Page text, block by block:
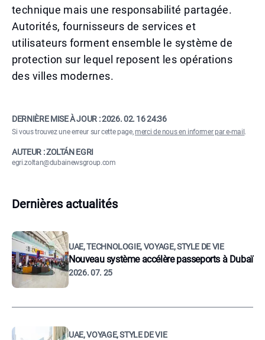
technique mais une responsabilité partagée.
Autorités, fournisseurs de services et
utilisateurs forment ensemble le système de
protection sur lequel reposent les opérations
des villes modernes.
DERNIÈRE MISE À JOUR :2026. 02. 16 24:36
Si vous trouvez une erreur sur cette page,merci de nous en informer par e-mail .
AUTEUR : ZOLTÁN EGRI
egri.zoltan@dubainewsgroup.com
Dernières actualités
UAE, TECHNOLOGIE, VOYAGE, STYLE DE VIE
Nouveau système accélère passeports à Dubaï
2026. 07. 25
UAE, VOYAGE, STYLE DE VIE